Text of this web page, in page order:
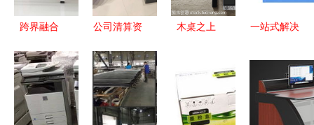
跨界融合
扬办公设备
与化妆品的
创新商业模
公司清算资
新自用台式
办公电脑及
设备，含主
木桌之上
的秩序美学
一站式解决
办公设备销
售、批发、
供应与厂家